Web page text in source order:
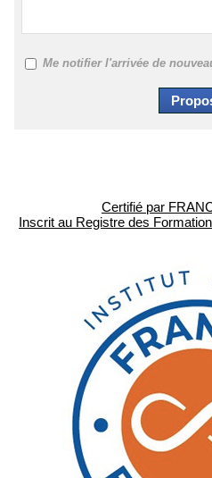
Me notifier l'arrivée de
Certifié par
Inscrit au Registre des